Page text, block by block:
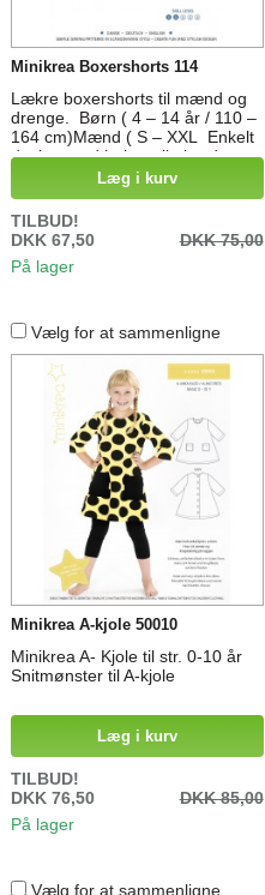
Minikrea Boxershorts 114
Lækre boxershorts til mænd og
drenge. Børn ( 4 – 14 år / 110 –
164 cm)Mænd ( S – XXL Enkelt
design med behagelig bred
elastik i taljen og faconsyet front
for god pasform. Papirmønster –
Dette er et trykt papirmønster i
A1 format.Mønsteret indeholder
et mønsterark i fuld størrelse på
den ene side samt syinstruktion
Læg i kurv
TILBUD!
DKK 67,50
DKK 75,00
På lager
Vælg for at sammenligne
Minikrea A-kjole 50010
Minikrea A- Kjole til str. 0-10 år
Snitmønster til A-kjole
Læg i kurv
TILBUD!
DKK 76,50
DKK 85,00
På lager
Vælg for at sammenligne